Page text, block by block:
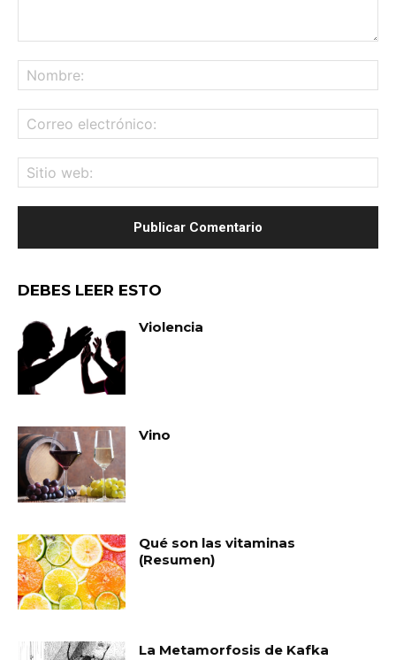
DEBES LEER ESTO
Violencia
Vino
Qué son las vitaminas
(Resumen)
La Metamorfosis de Kafka